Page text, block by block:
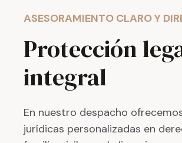
ASESORAMIENTO CLARO Y
Protección
integral
En nuestro despacho
jurídicas personalizadas en